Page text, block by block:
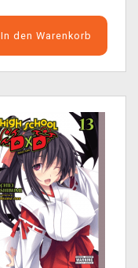
In den Warenkorb